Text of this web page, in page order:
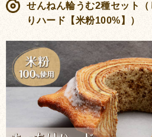
せんねん輪うむ2種セット
りハード【米粉100%】）